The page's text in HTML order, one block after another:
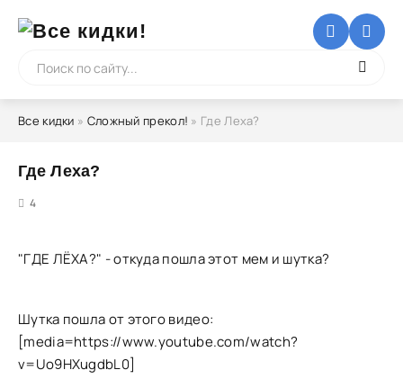
Все кидки » Сложный прекол! » Где Леха?
Где Леха?
4
"ГДЕ ЛЁХА?" - откуда пошла этот мем и шутка?
Шутка пошла от этого видео:
[media=https://www.youtube.com/watch?
v=Uo9HXugdbL0]